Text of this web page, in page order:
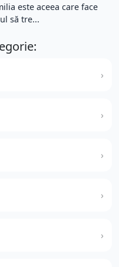
este aceea care face
să tre...